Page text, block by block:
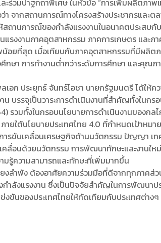
ร่วมปาฐกถาพิเศษ ในหัวข้อ “การเพิ่มผลิตภา
จากสถานการณ์ทางโครงสร้างประชากรและต
านการณ์ของกำลังแรงงานในอนาคตประสบกั
งงานภาคอุตสาหกรรม ภาคการเกษตร และภ
อยที่สุด เมื่อเทียบกับภาคอุตสาหกรรมที่มีผลิ
กษา การทำงานต่ำกว่าระดับการศึกษา และคุ
ประยุทธ์ จันทร์โอชา นายกรัฐมนตรี ได้ให้
บรรจุเป็นวาระการดำเนินงานที่สำคัญทั้งในก
วมทั้งในกรอบนโยบายการดำเนินงานของก
ยใต้นโยบายประเทศไทย 4.0 ที่กำหนดเป้าห
รขับเคลื่อนเศรษฐกิจด้านนวัตกรรม ปัญญา เท
อนด้วยนวัตกรรม การพัฒนาทักษะและงานให
มรู้ความสามารถและทักษะที่เพิ่มมากขึ้น
ำพัง ต้องอาศัยความร่วมมือที่ดีจากทุกภาคส่
กำลังแรงงาน ซึ่งเป็นปัจจัยสำคัญในการพัฒนา
ขันของประเทศไทยให้ทัดเทียมกับประเทศต่า